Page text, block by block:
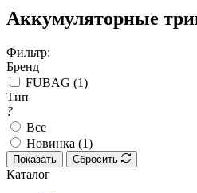
Аккумуляторные
Фильтр:
Бренд
FUBAG (1)
Тип
?
Все
Новинка (1)
Показать Сбросить
Каталог